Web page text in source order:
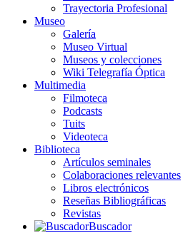
Trayectoria Profesional
Museo
Galería
Museo Virtual
Museos y colecciones
Wiki Telegrafía Óptica
Multimedia
Filmoteca
Podcasts
Tuits
Videoteca
Biblioteca
Artículos seminales
Colaboraciones relevantes
Libros electrónicos
Reseñas Bibliográficas
Revistas
Buscador